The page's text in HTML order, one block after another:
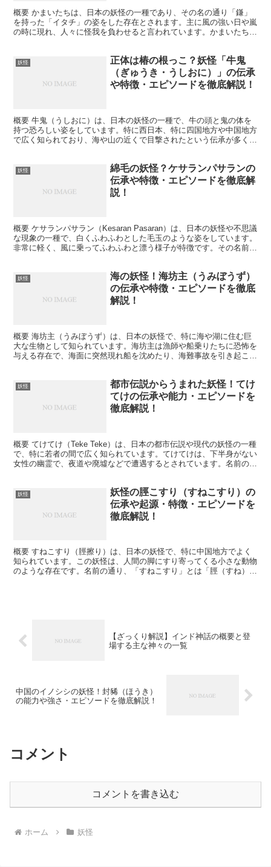
概要 かまいたちは、日本の妖怪の一種であり、その名の通り「鎌」
を持った「イタチ」の姿をした存在とされます。主に風の強い日や嵐
の時に現れ、人々に怪我を負わせると言われています。かまいたち
妖怪
正体は椿の根っこ？妖怪「牛鬼
（ぎゅうき・うしおに）」の伝承
や特徴・エピソードを徹底解説！
概要 牛鬼（うしおに）は、日本の妖怪の一種で、牛の頭と鬼の体を
持つ恐ろしい姿をしています。特に西日本、特に四国地方や中国地方
で広く知られており、海や山の近くで目撃されたという伝承が多くあ
妖怪
綿毛の妖怪？ケサランパサランの
伝承や特徴・エピソードを徹底解
説！
概要 ケサランパサラン（Kesaran Pasaran）は、日本の妖怪や不思議
な現象の一種で、白くふわふわとした毛玉のような姿をしています。
非常に軽く、風に乗ってふわふわと漂う様子が特徴です。その名前
妖怪
海の妖怪！海坊主（うみぼうず）
の伝承や特徴・エピソードを徹底
解説！
概要 海坊主（うみぼうず）は、日本の妖怪で、特に海や湖に住む巨
大な生物として知られています。海坊主は漁師や船乗りたちに恐怖を
与える存在で、海面に突然現れ船を沈めたり、海難事故を引き起こし
妖怪
都市伝説からうまれた妖怪！てけ
てけの伝承や能力・エピソードを
徹底解説！
概要 てけてけ（Teke Teke）は、日本の都市伝説や現代の妖怪の一種
で、特に若者の間で広く知られています。てけてけは、下半身がない
女性の幽霊で、夜道や廃墟などで遭遇するとされています。名前の由
妖怪
妖怪の脛こすり（すねこすり）の
伝承や起源・特徴・エピソードを
徹底解説！
概要 すねこすり（脛擦り）は、日本の妖怪で、特に中国地方でよく
知られています。この妖怪は、人間の脚にすり寄ってくる小さな動物
のような存在です。名前の通り、「すねこすり」とは「脛（すね）に
【ざっくり解説】インド神話の概要と登
場する主な神々の一覧
中国のイノシシの妖怪！封豨（ほうき）
の能力や強さ・エピソードを徹底解説！
コメント
コメントを書き込む
ホーム 妖怪